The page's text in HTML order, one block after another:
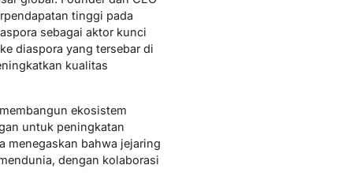
tinggi pada
sebagai aktor kunci
diaspora yang tersebar di
kualitas
ekosistem
untuk peningkatan
menegaskan bahwa jejaring
dengan kolaborasi